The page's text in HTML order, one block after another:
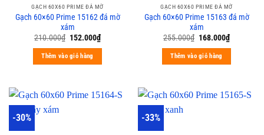
GẠCH 60X60 PRIME ĐÁ MỜ
Gạch 60×60 Prime 15162 đá mờ
xám
210.000₫ 152.000₫
Thêm vào giỏ hàng
GẠCH 60X60 PRIME ĐÁ MỜ
Gạch 60×60 Prime 15163 đá mờ
xám
255.000₫ 168.000₫
Thêm vào giỏ hàng
-30% -33%